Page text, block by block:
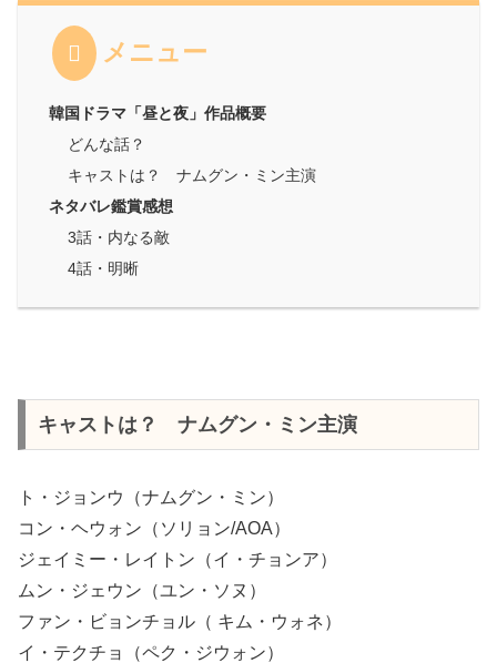
メニュー
韓国ドラマ「昼と夜」作品概要
どんな話？
キャストは？ ナムグン・ミン主演
ネタバレ鑑賞感想
3話・内なる敵
4話・明晰
キャストは？ ナムグン・ミン主演
ト・ジョンウ（ナムグン・ミン）
コン・ヘウォン（ソリョン/AOA）
ジェイミー・レイトン（イ・チョンア）
ムン・ジェウン（ユン・ソヌ）
ファン・ビョンチョル（ キム・ウォネ）
イ・テクチョ（ペク・ジウォン）